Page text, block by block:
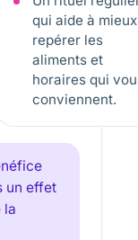
qui aide à mieux
repérer les
aliments et
horaires qui
conviennent.
un effet
la